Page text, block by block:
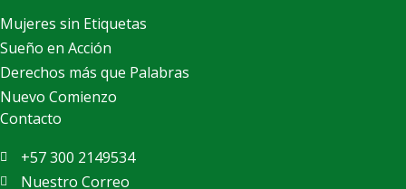
Mujeres sin Etiquetas
Sueño en Acción
Derechos más que Palabras
Nuevo Comienzo
Contacto
+57 300 2149534
Nuestro Correo